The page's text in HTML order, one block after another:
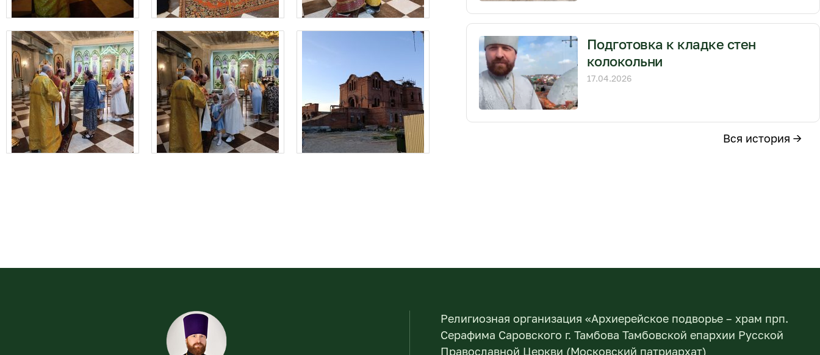
Подготовка к кладке стен
колокольни
17.04.2026
Вся история →
Религиозная организация «Архиерейское подворье – храм прп.
Серафима Саровского г. Тамбова Тамбовской епархии Русской
Православной Церкви (Московский патриархат)